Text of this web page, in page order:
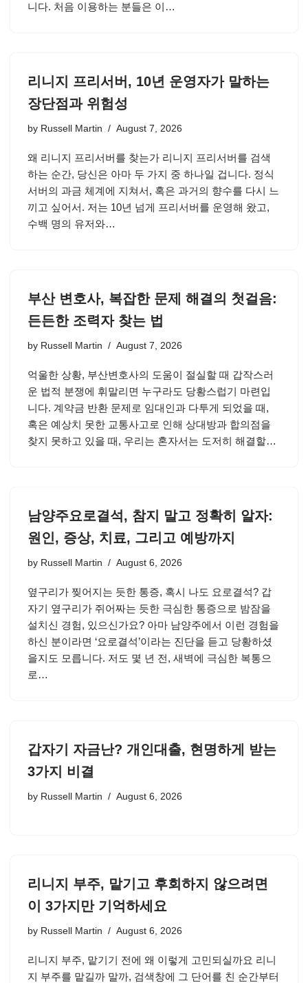
니다. 처음 이용하는 분들은 이…
리니지 프리서버, 10년 운영자가 말하는
장단점과 위험성
by Russell Martin August 7, 2026
왜 리니지 프리서버를 찾는가 리니지 프리서버를 검색
하는 순간, 당신은 아마 두 가지 중 하나일 겁니다. 정식
서버의 과금 체계에 지쳐서, 혹은 과거의 향수를 다시 느
끼고 싶어서. 저는 10년 넘게 프리서버를 운영해 왔고,
수백 명의 유저와…
부산 변호사, 복잡한 문제 해결의 첫걸음:
든든한 조력자 찾는 법
by Russell Martin August 7, 2026
억울한 상황, 부산변호사의 도움이 절실할 때 갑작스러
운 법적 분쟁에 휘말리면 누구라도 당황스럽기 마련입
니다. 계약금 반환 문제로 임대인과 다투게 되었을 때,
혹은 예상치 못한 교통사고로 인해 상대방과 합의점을
찾지 못하고 있을 때, 우리는 혼자서는 도저히 해결할…
남양주요로결석, 참지 말고 정확히 알자:
원인, 증상, 치료, 그리고 예방까지
by Russell Martin August 6, 2026
옆구리가 찢어지는 듯한 통증, 혹시 나도 요로결석? 갑
자기 옆구리가 쥐어짜는 듯한 극심한 통증으로 밤잠을
설치신 경험, 있으신가요? 아마 남양주에서 이런 경험을
하신 분이라면 ‘요로결석’이라는 진단을 듣고 당황하셨
을지도 모릅니다. 저도 몇 년 전, 새벽에 극심한 복통으
로…
갑자기 자금난? 개인대출, 현명하게 받는
3가지 비결
by Russell Martin August 6, 2026
리니지 부주, 맡기고 후회하지 않으려면
이 3가지만 기억하세요
by Russell Martin August 6, 2026
리니지 부주, 맡기기 전에 왜 이렇게 고민되실까요 리니
지 부주를 맡길까 말까, 검색창에 그 단어를 친 순간부터